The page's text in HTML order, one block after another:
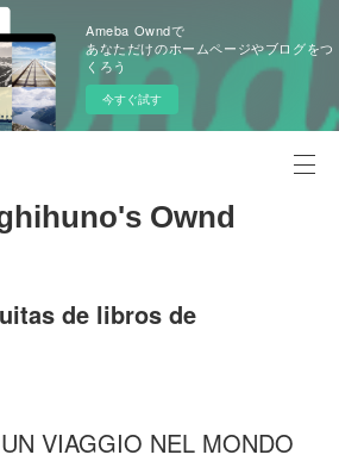
Ameba Owndで
あなただけのホームページやブログをつ
くろう
今すぐ試す
Ownd
de libros de
VIAGGIO NEL MONDO